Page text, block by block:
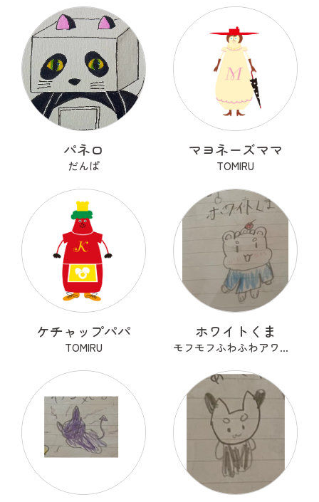
パネロ
だんぱ
マヨネーズママ
TOMIRU
ケチャップパパ
TOMIRU
ホワイトくま
モフモフふわふわアワアワ